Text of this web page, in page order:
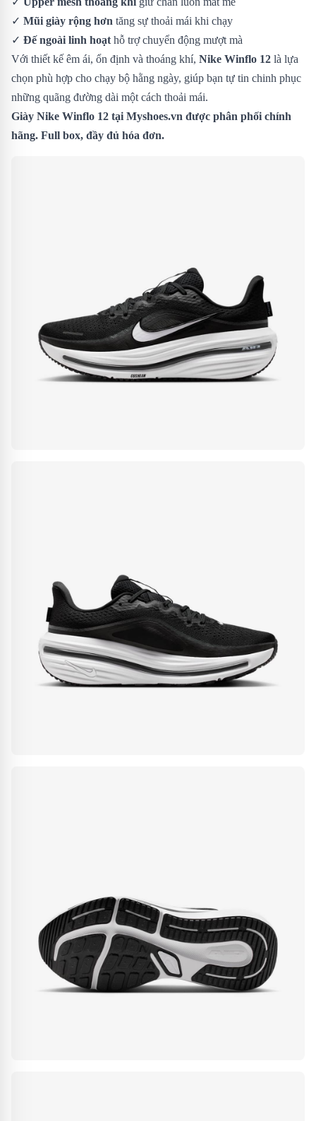
✓ Mũi giày rộng hơn tăng sự thoải mái khi chạy
✓ Đế ngoài linh hoạt hỗ trợ chuyển động mượt mà
Với thiết kế êm ái, ổn định và thoáng khí, Nike Winflo 12 là lựa
chọn phù hợp cho chạy bộ hằng ngày, giúp bạn tự tin chinh phục
những quãng đường dài một cách thoải mái.
Giày Nike Winflo 12 tại Myshoes.vn được phân phối chính
hãng. Full box, đầy đủ hóa đơn.